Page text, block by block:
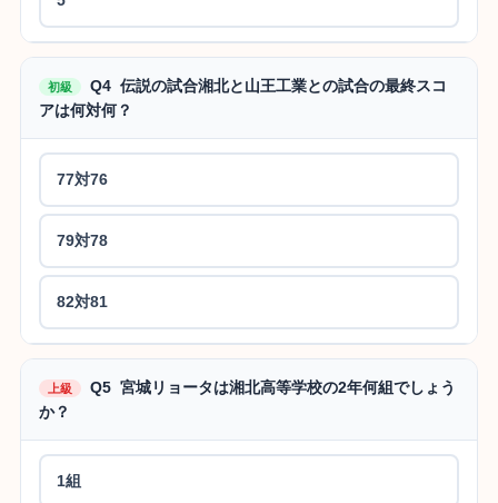
初級
Q4 伝説の試合湘北と山王工業との試合の最終スコ
アは何対何？
77対76
79対78
82対81
上級
Q5 宮城リョータは湘北高等学校の2年何組でしょう
か？
1組